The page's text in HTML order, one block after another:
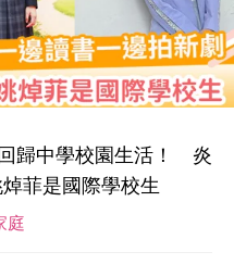
歸中學校園生活！ 炎
菲是國際學校生
庭